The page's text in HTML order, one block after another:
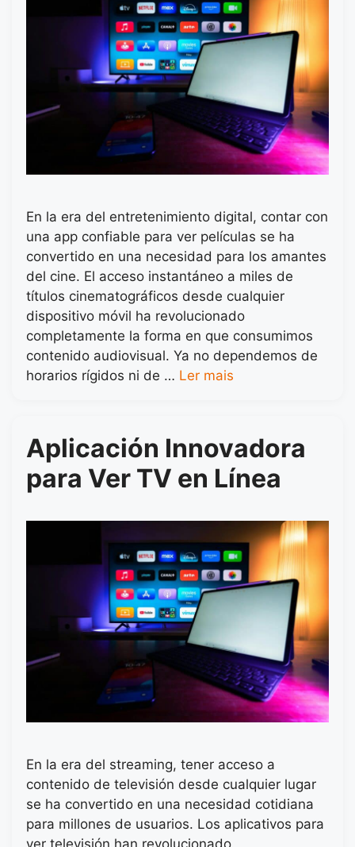
En la era del entretenimiento digital, contar con
una app confiable para ver películas se ha
convertido en una necesidad para los amantes
del cine. El acceso instantáneo a miles de
títulos cinematográficos desde cualquier
dispositivo móvil ha revolucionado
completamente la forma en que consumimos
contenido audiovisual. Ya no dependemos de
horarios rígidos ni de … Ler mais
Aplicación Innovadora
para Ver TV en Línea
En la era del streaming, tener acceso a
contenido de televisión desde cualquier lugar
se ha convertido en una necesidad cotidiana
para millones de usuarios. Los aplicativos para